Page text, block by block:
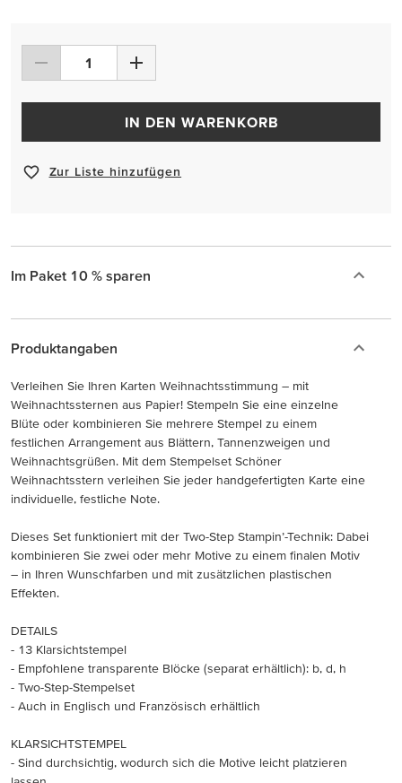
IN DEN WARENKORB
Zur Liste hinzufügen
Im Paket 10 % sparen
Produktangaben
Verleihen Sie Ihren Karten Weihnachtsstimmung – mit
Weihnachtssternen aus Papier! Stempeln Sie eine einzelne
Blüte oder kombinieren Sie mehrere Stempel zu einem
festlichen Arrangement aus Blättern, Tannenzweigen und
Weihnachtsgrüßen. Mit dem Stempelset Schöner
Weihnachtsstern verleihen Sie jeder handgefertigten Karte eine
individuelle, festliche Note.
Dieses Set funktioniert mit der Two-Step Stampin’-Technik: Dabei
kombinieren Sie zwei oder mehr Motive zu einem finalen Motiv
– in Ihren Wunschfarben und mit zusätzlichen plastischen
Effekten.
DETAILS
- 13 Klarsichtstempel
- Empfohlene transparente Blöcke (separat erhältlich): b, d, h
- Two-Step-Stempelset
- Auch in Englisch und Französisch erhältlich
KLARSICHTSTEMPEL
- Sind durchsichtig, wodurch sich die Motive leicht platzieren